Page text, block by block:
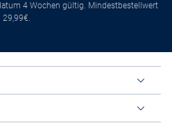
4 Wochen gültig. Mindestbestellwert
29,99€.